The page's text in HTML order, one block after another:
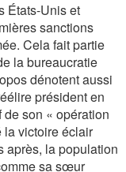
États-Unis et
sanctions
Cela fait partie
la bureaucratie
dénotent aussi
président en
de son « opération
la victoire éclair
après, la population
sa sœur